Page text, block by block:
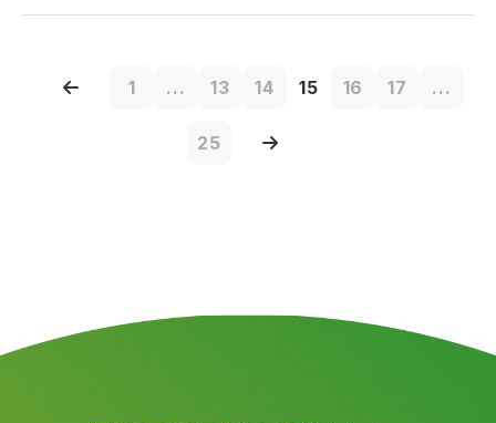
1 ... 13 14 15 16 17 ...
25